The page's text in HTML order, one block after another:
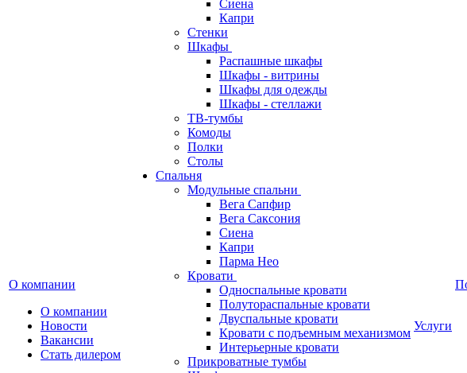
О компании
О компании
Новости
Вакансии
Стать дилером
Сиена
Капри
Стенки
Шкафы
Распашные шкафы
Шкафы - витрины
Шкафы для одежды
Шкафы - стеллажи
ТВ-тумбы
Комоды
Полки
Столы
Спальня
Модульные спальни
Вега Сапфир
Вега Саксония
Сиена
Капри
Парма Нео
Кровати
Односпальные кровати
Полутораспальные кровати
Двуспальные кровати
Кровати с подъемным механизмом
Интерьерные кровати
Прикроватные тумбы
Услуги